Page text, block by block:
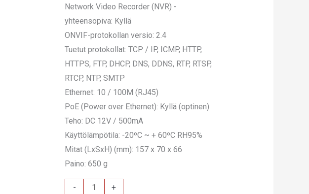
Network Video Recorder (NVR) -
yhteensopiva: Kyllä
ONVIF-protokollan versio: 2.4
Tuetut protokollat: TCP / IP, ICMP, HTTP,
HTTPS, FTP, DHCP, DNS, DDNS, RTP, RTSP,
RTCP, NTP, SMTP
Ethernet: 10 / 100M (RJ45)
PoE (Power over Ethernet): Kyllä (optinen)
Teho: DC 12V / 500mA
Käyttölämpötila: -20ºC ~ + 60ºC RH95%
Mitat (LxSxH) (mm): 157 x 70 x 66
Paino: 650 g
-
AMIKO
+